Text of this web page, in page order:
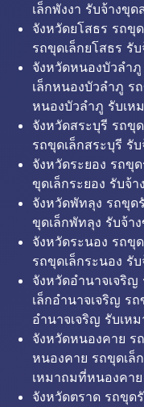
เล็กพังงา รับจ้างขุ
จังหวัดยโสธร รถขุ
รถขุดเล็กยโสธร รั
จังหวัดหนองบัวลำ
เล็กหนองบัวลำภู ร
หนองบัวลำภู รับเห
จังหวัดสระบุรี รถขุ
รถขุดเล็กสระบุรี รั
จังหวัดระยอง รถขุ
ขุดเล็กระยอง รับจ้
จังหวัดพัทลุง รถขุด
ขุดเล็กพัทลุง รับจ้า
จังหวัดระนอง รถขุ
รถขุดเล็กระนอง รั
จังหวัดอำนาจเจริ
เล็กอำนาจเจริญ ร
อำนาจเจริญ รับเห
จังหวัดหนองคาย ร
หนองคาย รถขุดเล็
เหมาถมที่หนองคาย
จังหวัดตราด รถขุด